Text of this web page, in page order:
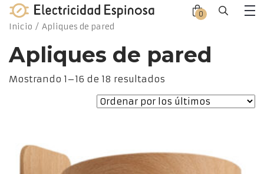
Skip
content
0
Inicio / Apliques de pared
Apliques de pared
Mostrando 1–16 de 18 resultados
los
Close
Close